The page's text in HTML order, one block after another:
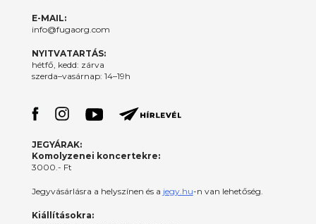
E-MAIL:
info@fugaorg.com
NYITVATARTÁS:
hétfő, kedd: zárva
szerda–vasárnap: 14–19h
JEGYÁRAK:
Komolyzenei koncertekre:
3000.- Ft
Jegyvásárlásra a helyszínen és a jegy.hu-n van lehetőség.
Kiállításokra: